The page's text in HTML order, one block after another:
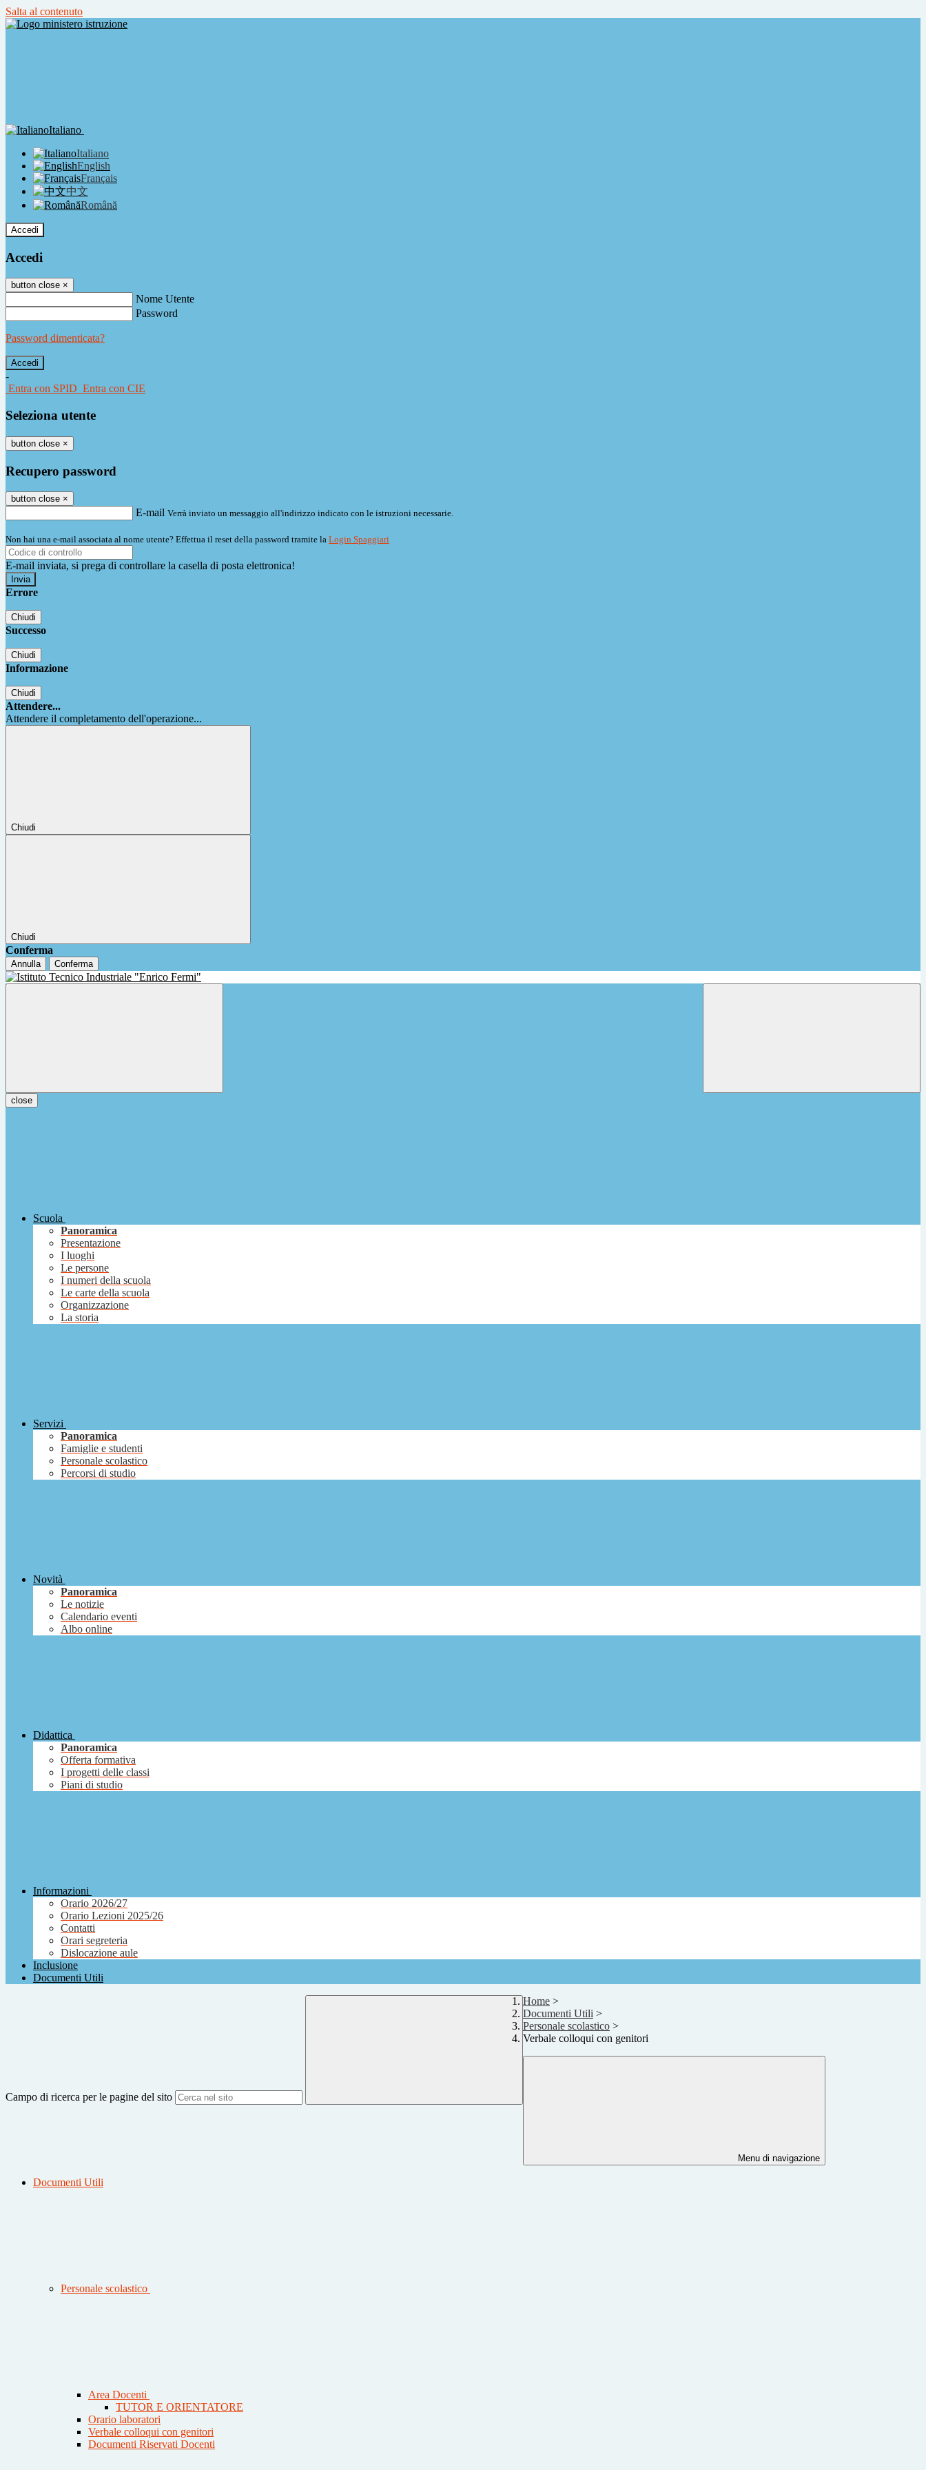
Salta al contenuto
Italiano
Italiano
English
Français
中文
Română
Accedi
Accedi
button close ×
Nome Utente
Password
Password dimenticata?
-
Entra con SPID Entra con CIE
Seleziona utente
button close ×
Recupero password
button close ×
E-mail Verrà inviato un messaggio all'indirizzo indicato con le istruzioni necessarie.
Non hai una e-mail associata al nome utente? Effettua il reset della password tramite la Login Spaggiari
E-mail inviata, si prega di controllare la casella di posta elettronica!
Errore
Chiudi
Successo
Chiudi
Informazione
Chiudi
Attendere...
Attendere il completamento dell'operazione...
Chiudi
Chiudi
Conferma
Annulla Conferma
close
Scuola
Panoramica
Presentazione
I luoghi
Le persone
I numeri della scuola
Le carte della scuola
Organizzazione
La storia
Servizi
Panoramica
Famiglie e studenti
Personale scolastico
Percorsi di studio
Novità
Panoramica
Le notizie
Calendario eventi
Albo online
Didattica
Panoramica
Offerta formativa
I progetti delle classi
Piani di studio
Informazioni
Orario 2026/27
Orario Lezioni 2025/26
Contatti
Orari segreteria
Dislocazione aule
Inclusione
Documenti Utili
Campo di ricerca per le pagine del sito
Home >
Documenti Utili >
Personale scolastico >
Verbale colloqui con genitori
Menu di navigazione
Documenti Utili
Personale scolastico
Area Docenti
TUTOR E ORIENTATORE
Orario laboratori
Verbale colloqui con genitori
Documenti Riservati Docenti